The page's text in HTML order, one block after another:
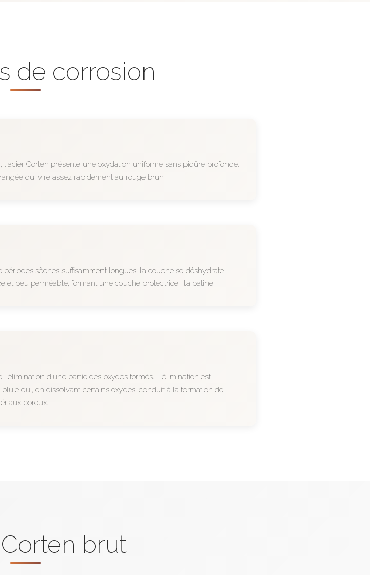
de corrosion
l'acier Corten présente une oxydation uniforme sans piqûre profonde.
qui vire assez rapidement au rouge brun.
sèches suffisamment longues, la couche se déshydrate
et peu perméable, formant une couche protectrice : la patine.
d'une partie des oxydes formés. L'élimination est
qui, en dissolvant certains oxydes, conduit à la formation de
poreux.
brut